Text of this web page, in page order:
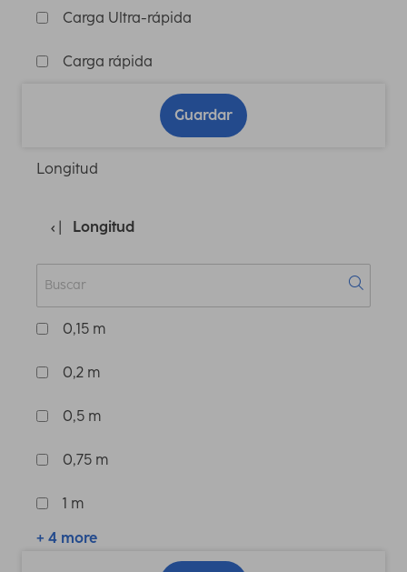
Carga Ultra-rápida
Carga rápida
Guardar
Longitud
Longitud
0,15 m
0,2 m
0,5 m
0,75 m
1 m
+ 4 more